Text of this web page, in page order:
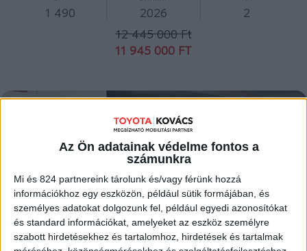
Az Ön adatainak védelme fontos a
számunkra
Mi és 824 partnereink tárolunk és/vagy férünk hozzá
információkhoz egy eszközön, például sütik formájában, és
személyes adatokat dolgozunk fel, például egyedi azonosítókat
és standard információkat, amelyeket az eszköz személyre
szabott hirdetésekhez és tartalomhoz, hirdetések és tartalmak
10 600 000 Ft
10 000 000 FT
MEGNÉZEM